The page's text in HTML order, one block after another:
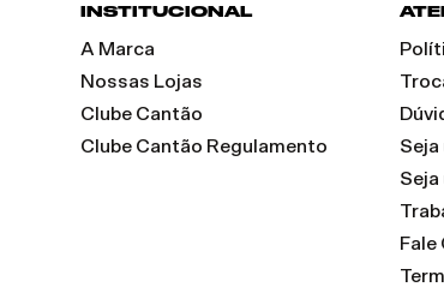
INSTITUCIONAL
A Marca
Nossas Lojas
Clube Cantão
Clube Cantão Regulamento
Seja
Fale